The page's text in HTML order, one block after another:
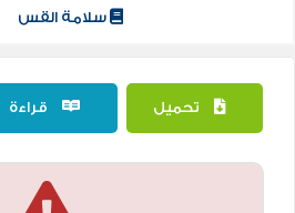
سلامة القس
تحميل قراءة